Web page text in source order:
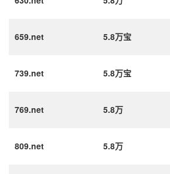
659.net 5.8万宝
739.net 5.8万宝
769.net 5.8万
809.net 5.8万